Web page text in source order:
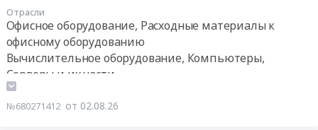
Отрасли
Офисное оборудование, Расходные материалы к
офисному оборудованию
Вычислительное оборудование, Компьютеры,
Серверы и их части
Оборудование для полиграфии , монтаж и
обслуживание
№680271412 от 02.08.26